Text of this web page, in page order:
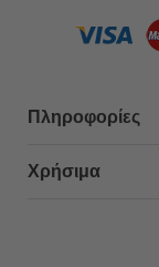
Πληροφορίες
Χρήσιμα